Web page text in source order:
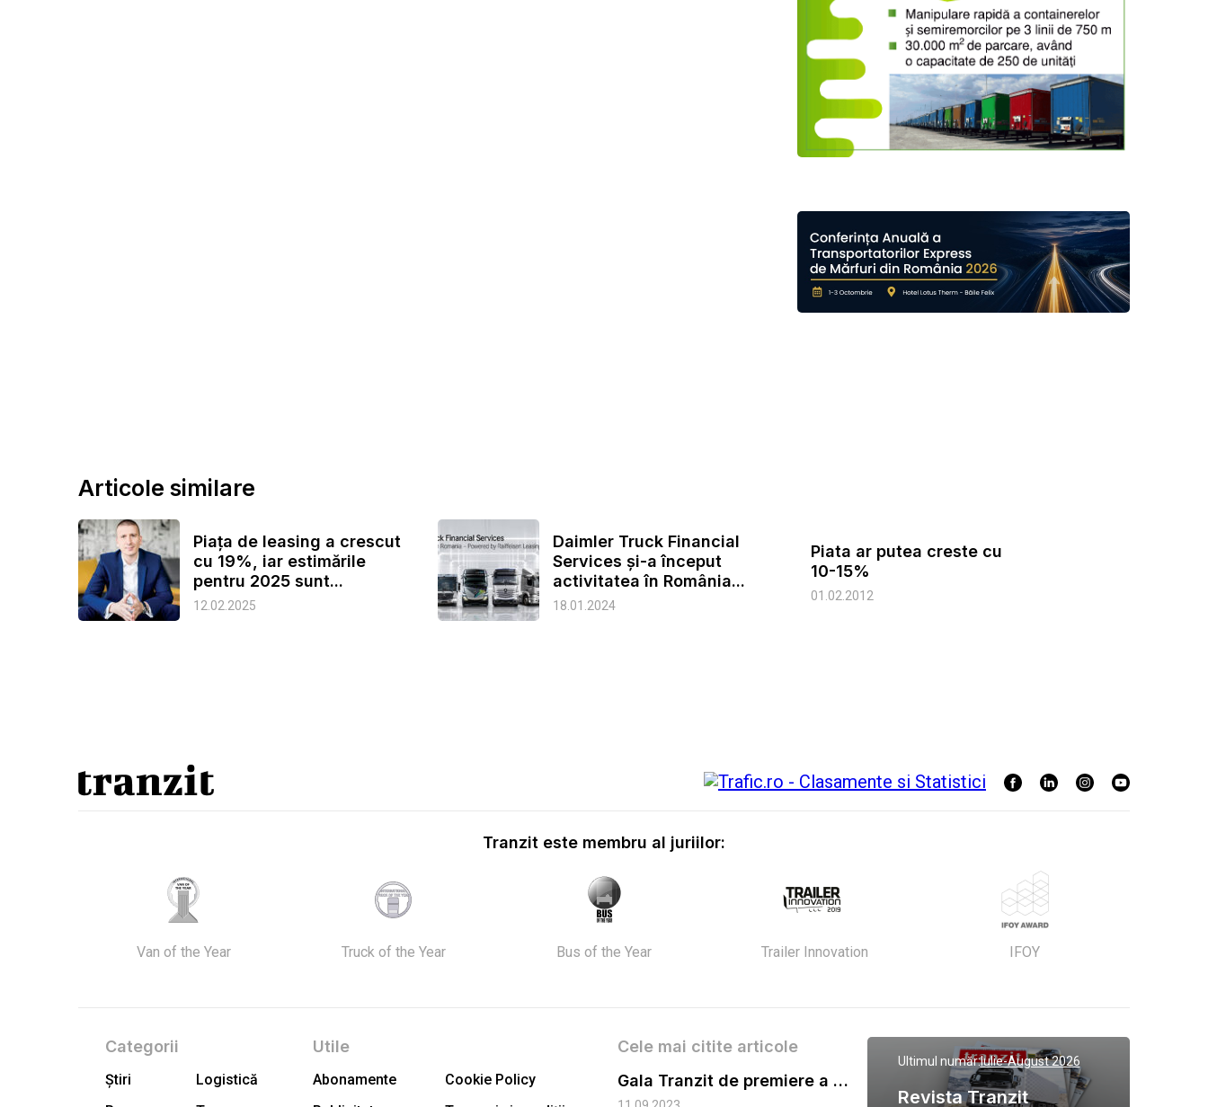
Articole similare
Piața de leasing a crescut
cu 19%, iar estimările
pentru 2025 sunt...
12.02.2025
Daimler Truck Financial
Services și-a început
activitatea în România...
18.01.2024
Piata ar putea creste cu
10-15%
01.02.2012
Tranzit este membru al juriilor:
Van of the Year Truck of the Year Bus of the Year Trailer Innovation IFOY
Categorii
Știri
Logistică
Utile
Abonamente
Cookie Policy
Cele mai citite articole
Gala Tranzit de premiere a celor mai eficienti operatori de transport marfa 2023
Ultimul număr:Iulie-August 2026
Revista Tranzit